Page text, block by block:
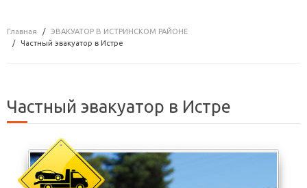
Главная
ЭВАКУАТОР В ИСТРИНСКОМ РАЙОНЕ
Частный эвакуатор в Истре
Частный эвакуатор в Истре